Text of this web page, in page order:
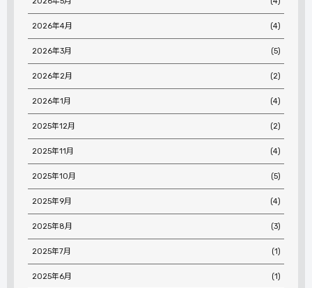
2026年4月 (4)
2026年3月 (5)
2026年2月 (2)
2026年1月 (4)
2025年12月 (2)
2025年11月 (4)
2025年10月 (5)
2025年9月 (4)
2025年8月 (3)
2025年7月 (1)
2025年6月 (1)